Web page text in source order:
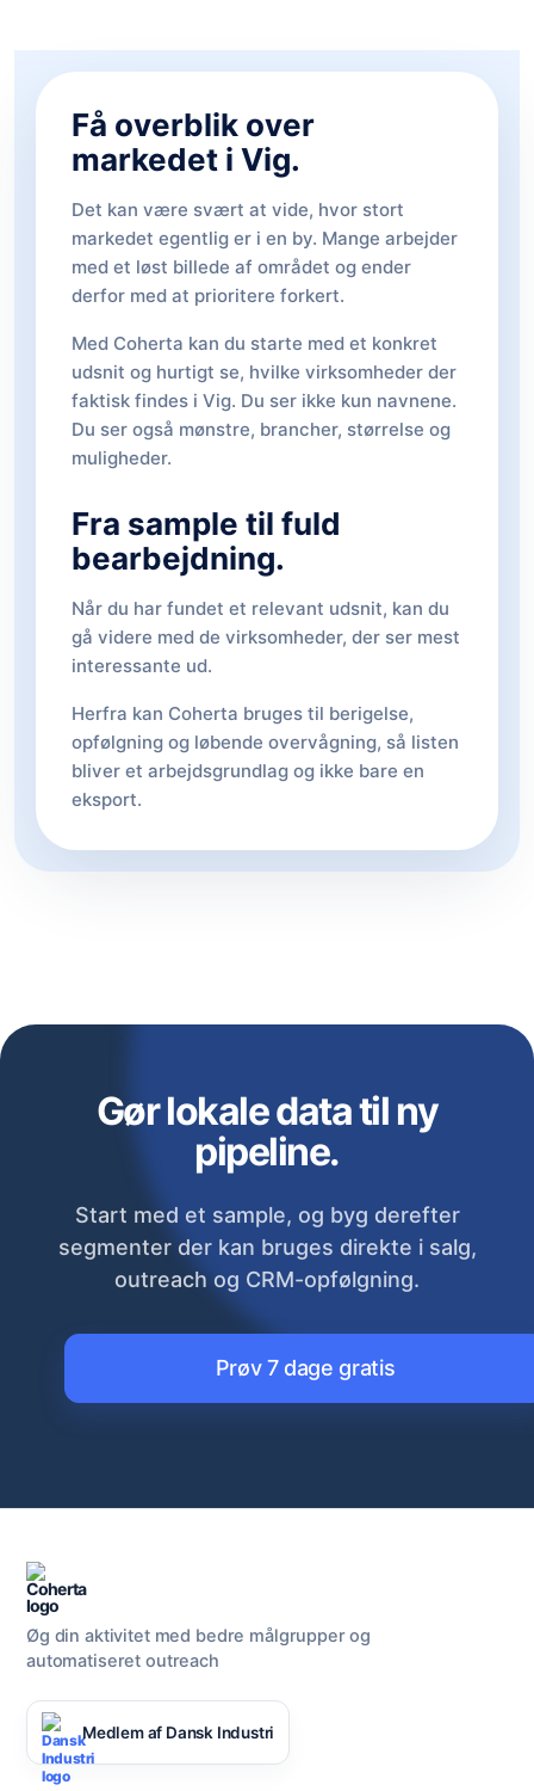
Få overblik over
markedet i Vig.
Det kan være svært at vide, hvor stort
markedet egentlig er i en by. Mange arbejder
med et løst billede af området og ender
derfor med at prioritere forkert.
Med Coherta kan du starte med et konkret
udsnit og hurtigt se, hvilke virksomheder der
faktisk findes i Vig. Du ser ikke kun navnene.
Du ser også mønstre, brancher, størrelse og
muligheder.
Fra sample til fuld
bearbejdning.
Når du har fundet et relevant udsnit, kan du
gå videre med de virksomheder, der ser mest
interessante ud.
Herfra kan Coherta bruges til berigelse,
opfølgning og løbende overvågning, så listen
bliver et arbejdsgrundlag og ikke bare en
eksport.
Gør lokale data til ny
pipeline.
Start med et sample, og byg derefter
segmenter der kan bruges direkte i salg,
outreach og CRM-opfølgning.
Prøv 7 dage gratis
Øg din aktivitet med bedre målgrupper og
automatiseret outreach
Medlem af Dansk Industri